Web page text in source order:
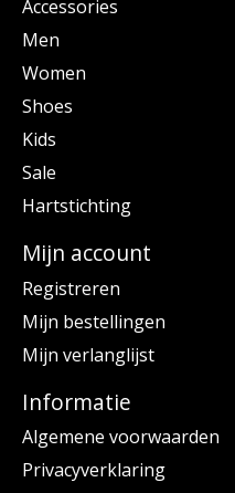
Accessories
Men
Women
Shoes
Kids
Sale
Hartstichting
Mijn account
Registreren
Mijn bestellingen
Mijn verlanglijst
Informatie
Algemene voorwaarden
Privacyverklaring